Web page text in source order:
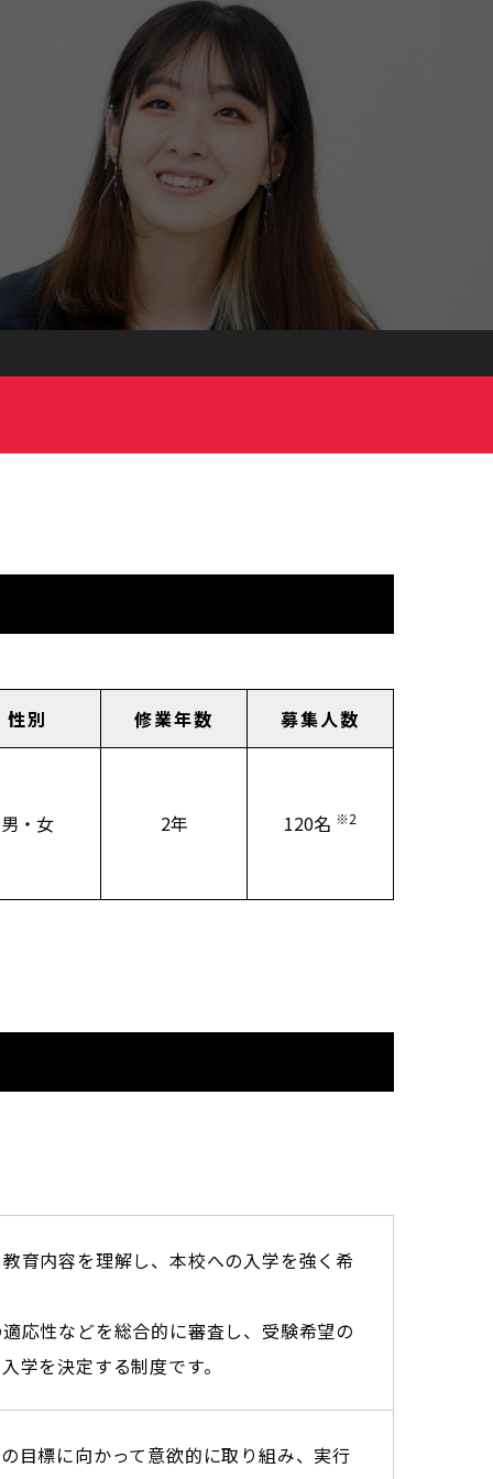
性別 修業年数 募集人数
男・女 2年 120名 ※2
育内容を理解し、本校への入学を強く希
応性などを総合的に審査し、受験希望の
学を決定する制度です。
目標に向かって意欲的に取り組み、実行